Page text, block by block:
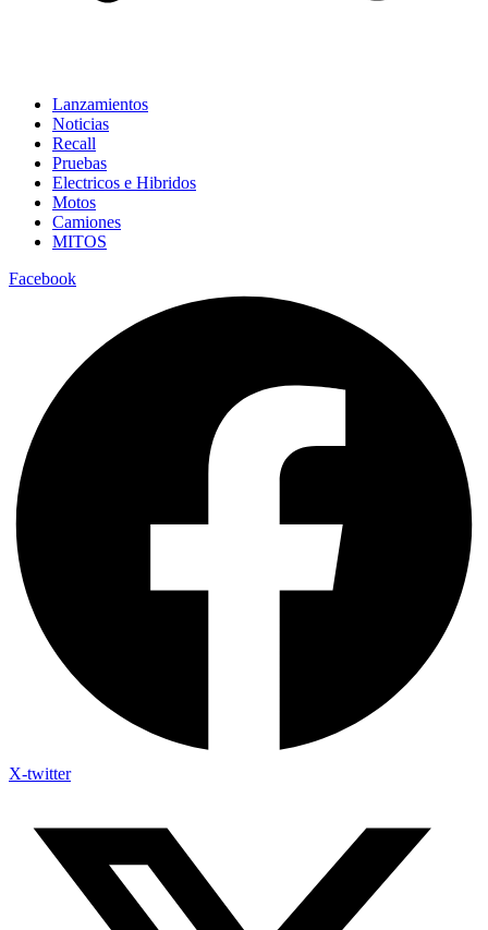
Lanzamientos
Noticias
Recall
Pruebas
Electricos e Hibridos
Motos
Camiones
MITOS
Facebook
X-twitter